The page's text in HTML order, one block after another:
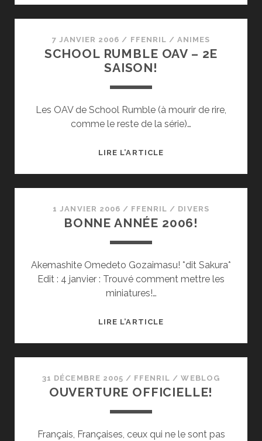
7 JANVIER 2006 / FFENRIL / ANIMES
SCHOOL RUMBLE OAV – 2E
SAISON!
Les OAV de School Rumble (à mourir de rire,
comme le reste de la série)…
LIRE L’ARTICLESCHOOL
2E
SAISON!
1 JANVIER 2006 / FFENRIL / DIVERS
BONNE ANNÉE 2006!
Akemashite Omedeto Gozaimasu! *dit Sakura*
Edit : 4 janvier : Trouvé comment mettre les
miniatures!…
LIRE L’ARTICLEBONNE
31 DÉCEMBRE 2005 / FFENRIL /WEBLOG
OUVERTURE OFFICIELLE!
Français, Françaises, ceux qui ne le sont pas